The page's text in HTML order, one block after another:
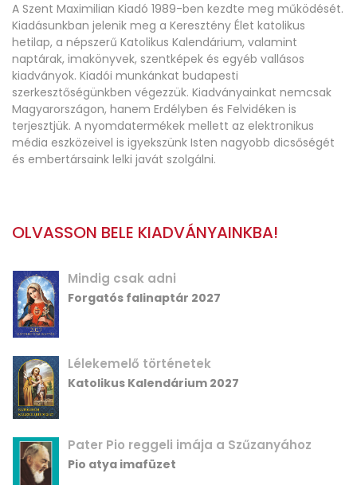
A Szent Maximilian Kiadó 1989-ben kezdte meg működését.
Kiadásunkban jelenik meg a Keresztény Élet katolikus
hetilap, a népszerű Katolikus Kalendárium, valamint
naptárak, imakönyvek, szentképek és egyéb vallásos
kiadványok. Kiadói munkánkat budapesti
szerkesztőségünkben végezzük. Kiadványainkat nemcsak
Magyarországon, hanem Erdélyben és Felvidéken is
terjesztjük. A nyomdatermékek mellett az elektronikus
média eszközeivel is igyekszünk Isten nagyobb dicsőségét
és embertársaink lelki javát szolgálni.
OLVASSON BELE KIADVÁNYAINKBA!
Mindig csak adni
Forgatós falinaptár 2027
Lélekemelő történetek
Katolikus Kalendárium 2027
Pater Pio reggeli imája a Szűzanyához
Pio atya imafüzet